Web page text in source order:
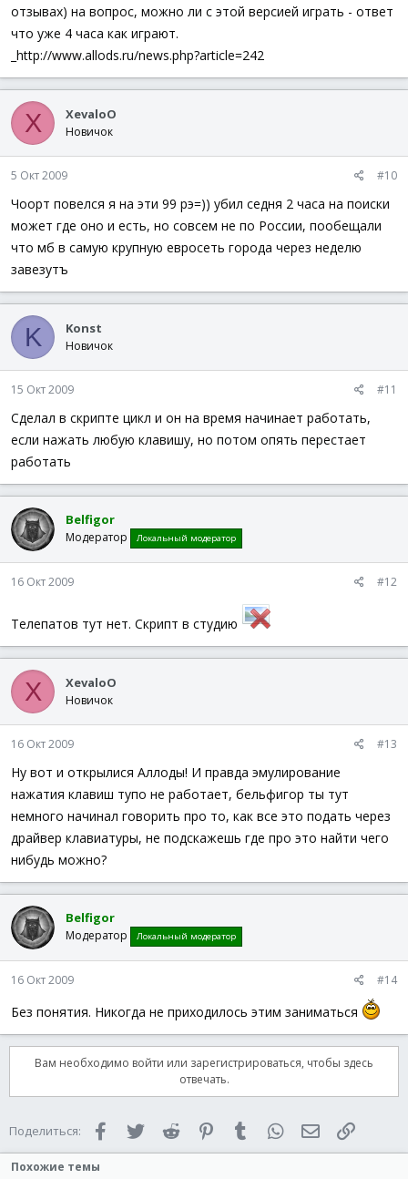
отзывах) на вопрос, можно ли с этой версией играть - ответ
что уже 4 часа как играют.
_http://www.allods.ru/news.php?article=242
X XevaloO
Новичок
5 Окт 2009 #10
Чоорт повелся я на эти 99 рэ=)) убил седня 2 часа на поиски
может где оно и есть, но совсем не по России, пообещали
что мб в самую крупную евросеть города через неделю
завезутъ
K Konst
Новичок
15 Окт 2009 #11
Сделал в скрипте цикл и он на время начинает работать,
если нажать любую клавишу, но потом опять перестает
работать
Belfigor
Модератор Локальный модератор
16 Окт 2009 #12
Телепатов тут нет. Скрипт в студию
X XevaloO
Новичок
16 Окт 2009 #13
Ну вот и открылися Аллоды! И правда эмулирование
нажатия клавиш тупо не работает, бельфигор ты тут
немного начинал говорить про то, как все это подать через
драйвер клавиатуры, не подскажешь где про это найти чего
нибудь можно?
Belfigor
Модератор Локальный модератор
16 Окт 2009 #14
Без понятия. Никогда не приходилось этим заниматься
Вам необходимо войти или зарегистрироваться, чтобы здесь
отвечать.
Поделиться: FacebookTwitter Reddit PinterestTumblr WhatsAppЭлектронная
Похожие темы